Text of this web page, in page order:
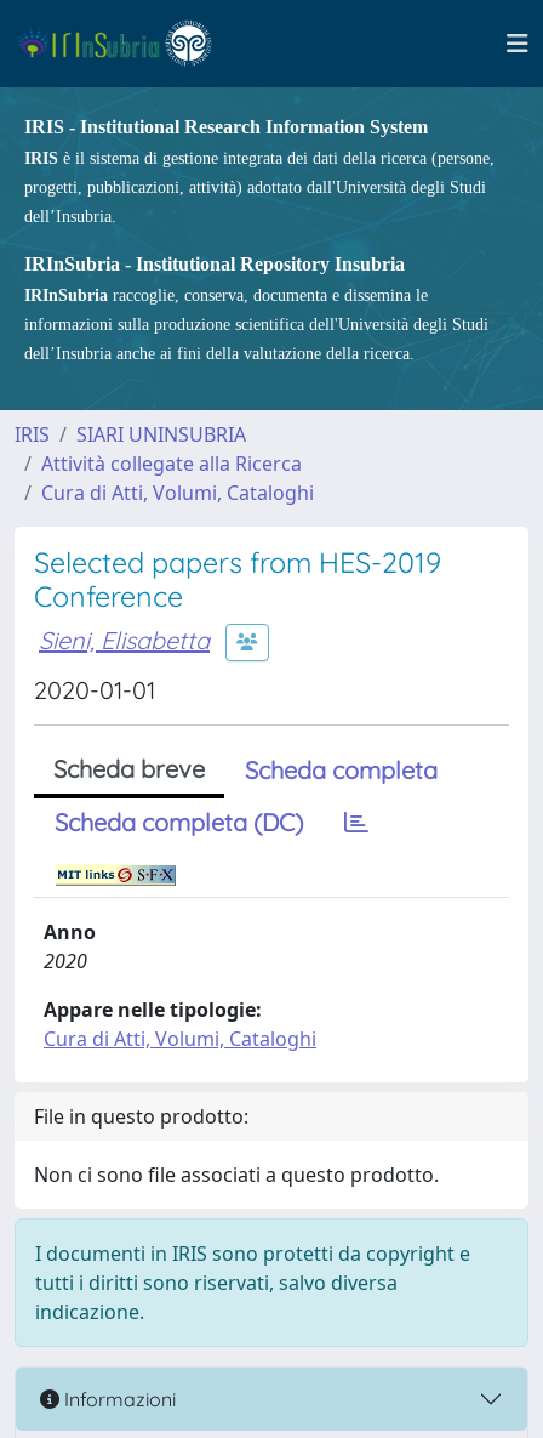
IRIS - Institutional Research Information System
IRIS è il sistema di gestione integrata dei dati della ricerca (persone,
progetti, pubblicazioni, attività) adottato dall'Università degli Studi
dell’Insubria.
IRInSubria - Institutional Repository Insubria
IRInSubria raccoglie, conserva, documenta e dissemina le
informazioni sulla produzione scientifica dell'Università degli Studi
dell’Insubria anche ai fini della valutazione della ricerca.
IRIS
SIARI UNINSUBRIA
Attività collegate alla Ricerca
Cura di Atti, Volumi, Cataloghi
Selected papers from HES-2019
Conference
Sieni, Elisabetta
2020-01-01
Scheda breve
Scheda completa
Scheda completa (DC)
Anno
2020
Appare nelle tipologie:
Cura di Atti, Volumi, Cataloghi
File in questo prodotto:
Non ci sono file associati a questo prodotto.
I documenti in IRIS sono protetti da copyright e
tutti i diritti sono riservati, salvo diversa
indicazione.
Informazioni